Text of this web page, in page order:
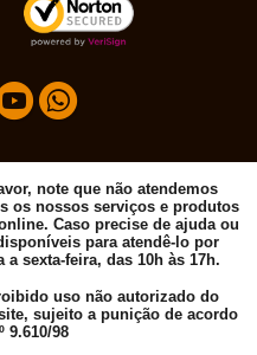
note que não atendemos
os nossos serviços e produtos
Caso precise de ajuda ou
para atendê-lo por
sexta-feira, das 10h às 17h.
uso não autorizado do
sujeito a punição de acordo
9.610/98